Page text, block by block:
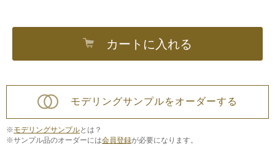
カートに入れる
モデリングサンプルをオーダーする
※モデリングサンプルとは？
※サンプル品のオーダーには会員登録が必要になります。